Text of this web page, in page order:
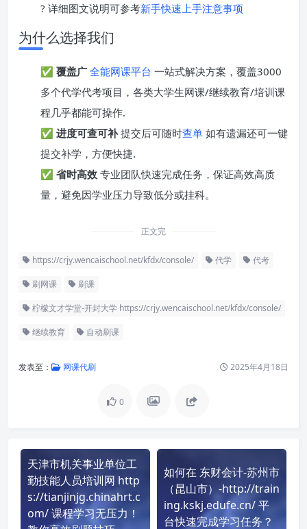
? 详细图文说明可参考新手快速上手注意事项
为什么选择我们
✅ 覆盖广 全能网课平台 一站式解决方案，覆盖3000
多个代学代考项目，各类大学生网课/继续教育/培训课
程几乎都能可操作.
✅ 进度可查可补提交后可随时查单 如有遗漏还可一键
提交补学，方便快捷.
✅ 省时高效 专业团队快速完成任务，保证高效高质
量，避免因学业压力导致低分或挂科。
正文完
https://crjy.wencaischool.net/kfdx/console/ 代学 代考
刷网课 刷课
柠檬文才学堂-开封大学 https://crjy.wencaischool.net/kfdx/console/
继续教育 自动刷课
发表至： 网课代刷 2025年4月18日
0
天津市机关事业单位工
勤技能人员培训网 http
s://tianjinjg.chinahrt.c
om/ 课程学习无压力！
如何在 东财会计-苏州市
（昆山市）-http://train
ing.kskj.edufe.cn/ 平
台快速完成学习任务？